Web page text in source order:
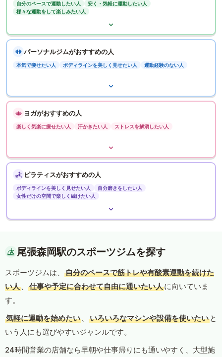
自分のペースで運動したい人
安く・気軽に運動したい人
様々な運動をして楽しみたい人
パーソナルジムがおすすめの人
本気で痩せたい人 ボディラインを美しく見せたい人 運動経験のない人
ヨガがおすすめの人
楽しく気楽に痩せたい人 汗かきたい人 ストレスを解消したい人
ピラティスがおすすめの人
ボディラインを美しく見せたい人
自分磨きをしたい人
女性だけの空間で楽しく続けたい人
尾張森岡駅のスポーツジムを探す
スポーツジムは、
自分のペースで筋トレや有酸素運動を続けた
い人 、 仕事や予定に合わせて自由に通いたい人に向いていま
す。
気軽に運動を始めたい 、 いろいろなマシンや設備を使いたい と
いう人にも選びやすいジャンルです。
24時間営業の店舗なら早朝や仕事帰りにも通いやすく、大型施